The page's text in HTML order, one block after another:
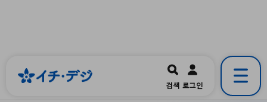
一宮市公式の地域情報ポータルアプリ
開く
검색 로그인